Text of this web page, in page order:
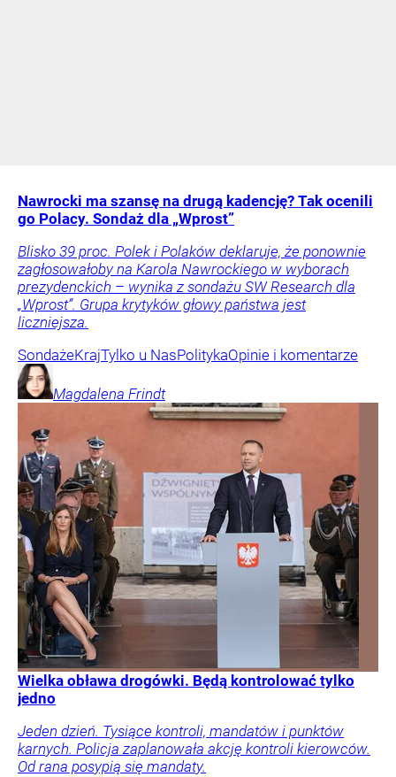
Nawrocki ma szansę na drugą kadencję? Tak ocenili
go Polacy. Sondaż dla „Wprost”
Blisko 39 proc. Polek i Polaków deklaruje, że ponownie
zagłosowałoby na Karola Nawrockiego w wyborach
prezydenckich – wynika z sondażu SW Research dla
„Wprost”. Grupa krytyków głowy państwa jest
liczniejsza.
SondażeKrajTylko u NasPolitykaOpinie i komentarze
Magdalena Frindt
Wielka obława drogówki. Będą kontrolować tylko
jedno
Jeden dzień. Tysiące kontroli, mandatów i punktów
karnych. Policja zaplanowała akcję kontroli kierowców.
Od rana posypią się mandaty.